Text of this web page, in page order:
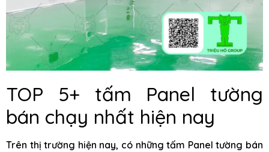
TOP 5+ tấm Panel tường
bán chạy nhất hiện nay
Trên thị trường hiện nay, có những tấm Panel tường bán